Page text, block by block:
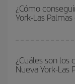
¿Cómo
York-Las
de Gran Canaria-
temporadas altas,
¿Cuáles son los
Nueva York-Las